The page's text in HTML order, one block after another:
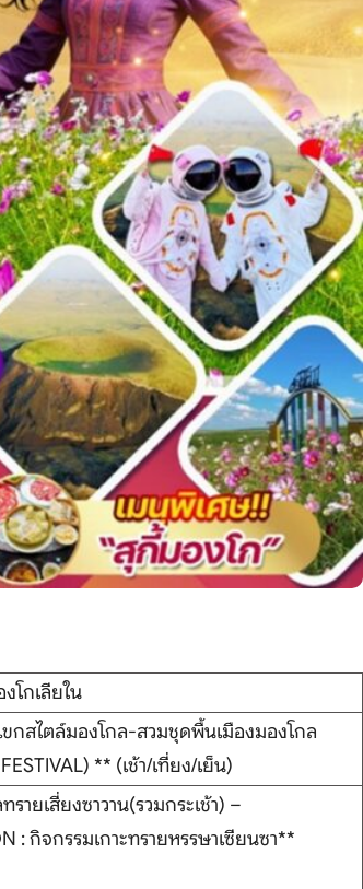
โกเลียใน
สไตล์มองโกล-สวมชุดพื้นเมืองมองโกล
** (เช้า/เที่ยง/เย็น)
ยเสี่ยงซาวาน(รวมกระเช้า) –
: กิจกรรมเกาะทรายหรรษาเซียนซา**